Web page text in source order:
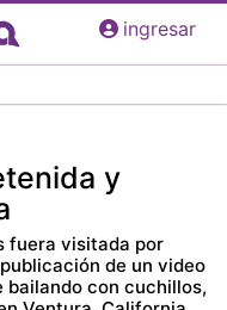
ingresar
y
fuera visitada por
de un video
con cuchillos,